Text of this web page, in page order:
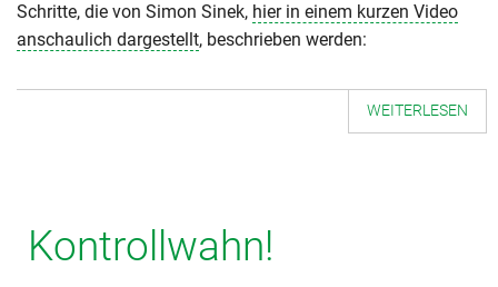
Schritte, die von Simon Sinek, hier in einem kurzen Video
anschaulich dargestellt, beschrieben werden:
WEITERLESEN
Kontrollwahn!